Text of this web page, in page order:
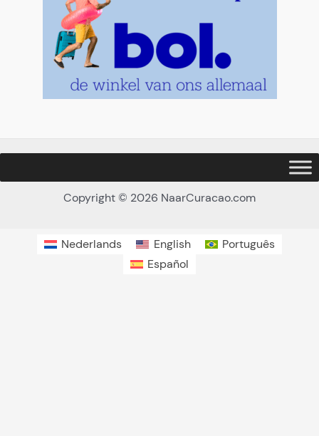
Copyright © 2026 NaarCuracao.com
Nederlands English
Português
Español